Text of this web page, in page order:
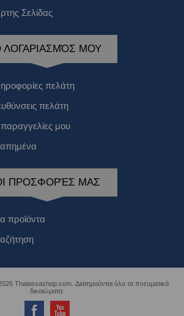
Σελίδας
ΛΟΓΑΡΙΑΣΜΌΣ ΜΟΥ
πελάτη
πελάτη
μου
ΠΡΟΣΦΟΡΈΣ ΜΑΣ
προϊόντα
Thalassashop.com. Διατηρούνται όλα τα πνευματικά
δικαιώματα.